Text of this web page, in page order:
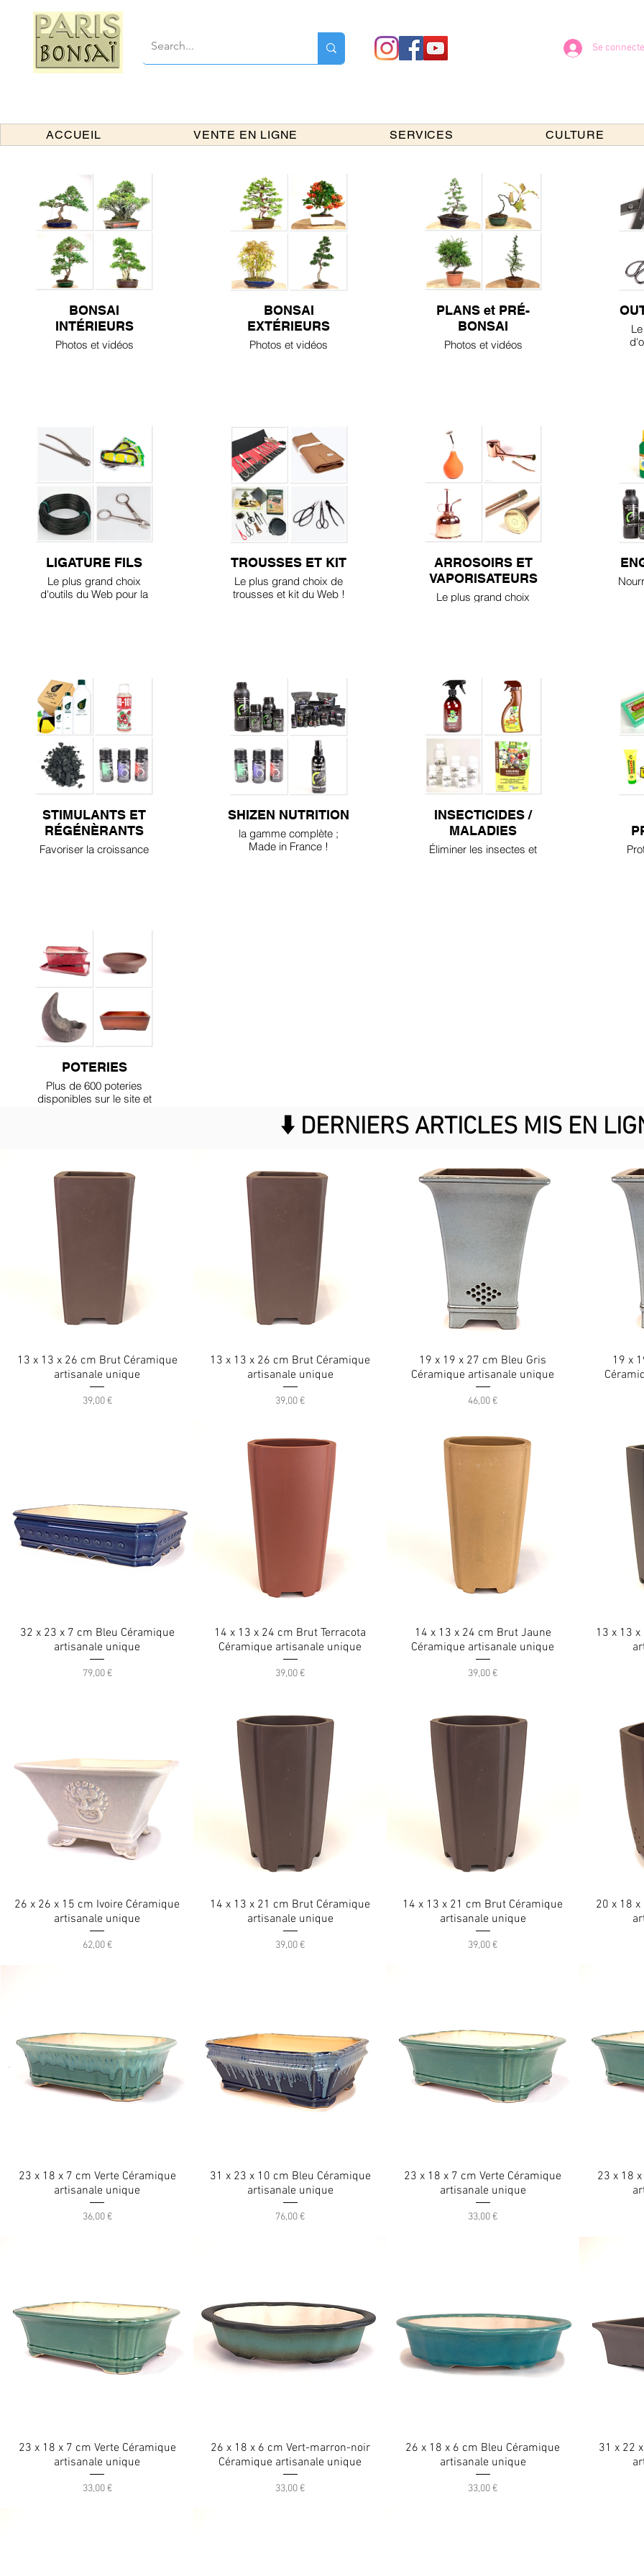
Se
ACCUEIL VENTE EN LIGNE SERVICES CULTURE
BONSAI
INTÉRIEURS
Photos et vidéos
BONSAI
EXTÉRIEURS
Photos et vidéos
PLANS et PRÉ-
BONSAI
Photos et vidéos
LIGATURE FILS
Le plus grand choix
d'outils du Web pour la
TROUSSES ET KIT
Le plus grand choix de
trousses et kit du Web !
ARROSOIRS ET
VAPORISATEURS
Le plus grand choix
STIMULANTS ET
RÉGÉNÈRANTS
Favoriser la croissance
SHIZEN NUTRITION
la gamme complète ;
Made in France !
INSECTICIDES /
MALADIES
Éliminer les insectes et
POTERIES
Plus de 600 poteries
disponibles sur le site et
⬇️ DERNIERS ARTICLES MIS EN
13 x 13 x 26 cm Brut Céramique
artisanale unique
Prix
39,00 €
13 x 13 x 26 cm Brut Céramique
artisanale unique
Prix
39,00 €
19 x 19 x 27 cm Bleu Gris
Céramique artisanale unique
Prix
46,00 €
19 x
32 x 23 x 7 cm Bleu Céramique
artisanale unique
Prix
79,00 €
14 x 13 x 24 cm Brut Terracota
Céramique artisanale unique
Prix
39,00 €
14 x 13 x 24 cm Brut Jaune
Céramique artisanale unique
Prix
39,00 €
13 x 13
26 x 26 x 15 cm Ivoire Céramique
artisanale unique
Prix
62,00 €
14 x 13 x 21 cm Brut Céramique
artisanale unique
Prix
39,00 €
14 x 13 x 21 cm Brut Céramique
artisanale unique
Prix
39,00 €
20 x 18
23 x 18 x 7 cm Verte Céramique
artisanale unique
Prix
36,00 €
31 x 23 x 10 cm Bleu Céramique
artisanale unique
Prix
76,00 €
23 x 18 x 7 cm Verte Céramique
artisanale unique
Prix
33,00 €
23 x 18
23 x 18 x 7 cm Verte Céramique
artisanale unique
Prix
33,00 €
26 x 18 x 6 cm Vert-marron-noir
Céramique artisanale unique
Prix
33,00 €
26 x 18 x 6 cm Bleu Céramique
artisanale unique
Prix
33,00 €
31 x 22